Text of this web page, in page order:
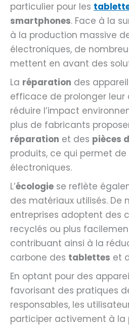
particulier pour les
smartphones. Face à la
à la production massive
électroniques, de
mettent en avant des
La réparation des
efficace de prolonger leur
réduire l’impact
plus de fabricants
réparation et des pièces
produits, ce qui permet
électroniques.
L’écologie se reflète
des matériaux utilisés. De
entreprises adoptent des
recyclés ou plus
contribuant ainsi à la
carbone des tablettes et
En optant pour des
favorisant des pratiques
responsables, les
participer activement à la